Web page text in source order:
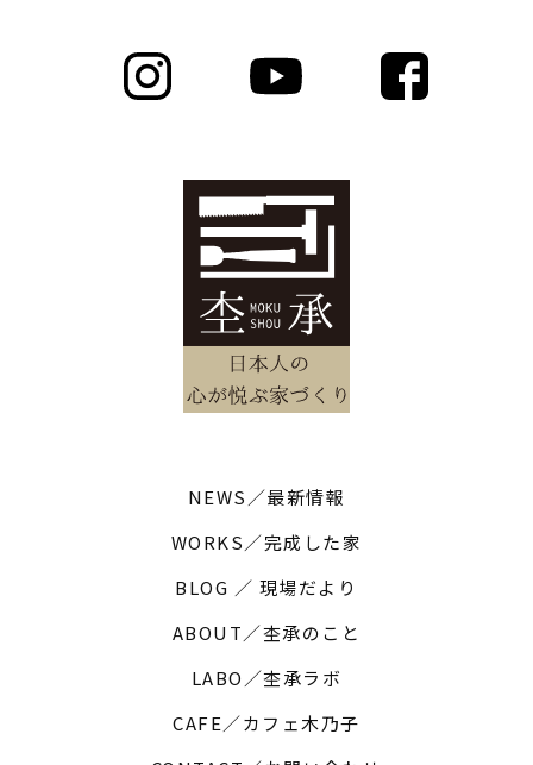
NEWS／最新情報
WORKS／完成した家
BLOG ／ 現場だより
ABOUT／杢承のこと
LABO／杢承ラボ
CAFE／カフェ木乃子